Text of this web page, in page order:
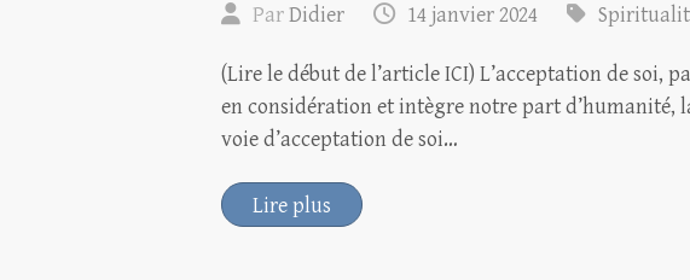
ParDidier 14 janvier 2024
(Lire le début de l’article ICI) L’acceptation de soi,
en considération et intègre notre part d’humanité,
voie d’acceptation de soi…
Lire plus